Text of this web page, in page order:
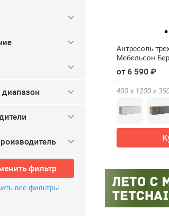
Антресоль
Мебельсон
от 6 590 ₽
400 х 1200 х
фильтр
все фильтры